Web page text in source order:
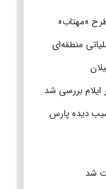
منطقه‌ای
ایلام بررسی شد
دیده پارس